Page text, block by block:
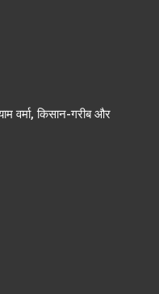
वर्मा, किसान-गरीब और